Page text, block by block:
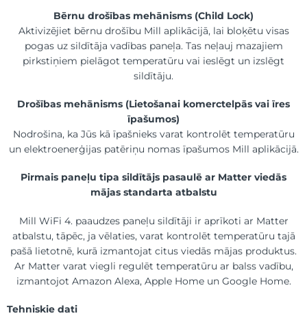
Bērnu drošības mehānisms (Child Lock)
Aktivizējiet bērnu drošību Mill aplikācijā, lai bloķētu visas
pogas uz sildītāja vadības paneļa. Tas neļauj mazajiem
pirkstiņiem pielāgot temperatūru vai ieslēgt un izslēgt
sildītāju.
Drošības mehānisms (Lietošanai komerctelpās vai īres
īpašumos)
Nodrošina, ka Jūs kā īpašnieks varat kontrolēt temperatūru
un elektroenerģijas patēriņu nomas īpašumos Mill aplikācijā.
Pirmais paneļu tipa sildītājs pasaulē ar Matter viedās
mājas standarta atbalstu
Mill WiFi 4. paaudzes paneļu sildītāji ir aprīkoti ar Matter
atbalstu, tāpēc, ja vēlaties, varat kontrolēt temperatūru tajā
pašā lietotnē, kurā izmantojat citus viedās mājas produktus.
Ar Matter varat viegli regulēt temperatūru ar balss vadību,
izmantojot Amazon Alexa, Apple Home un Google Home.
Tehniskie dati